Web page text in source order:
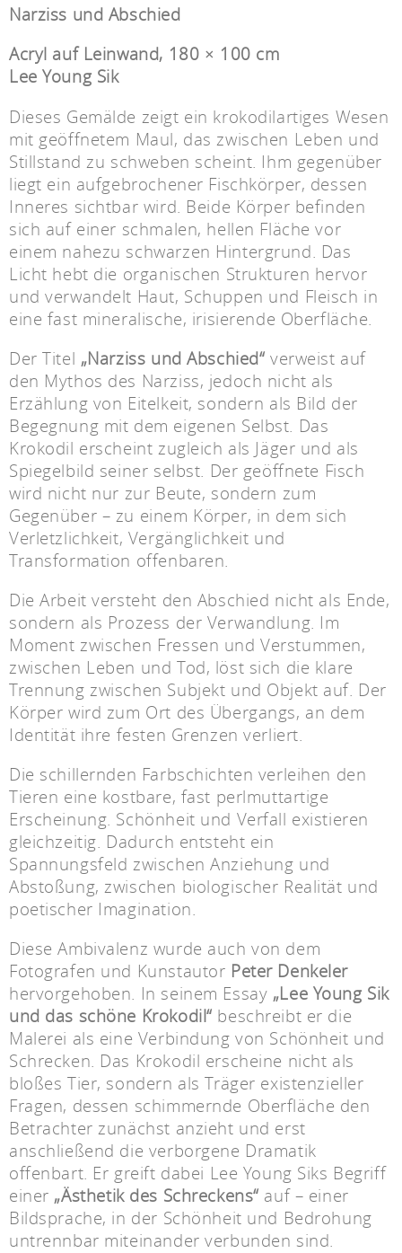
Narziss und Abschied
Acryl auf Leinwand, 180 × 100 cm
Lee Young Sik
Dieses Gemälde zeigt ein krokodilartiges Wesen
mit geöffnetem Maul, das zwischen Leben und
Stillstand zu schweben scheint. Ihm gegenüber
liegt ein aufgebrochener Fischkörper, dessen
Inneres sichtbar wird. Beide Körper befinden
sich auf einer schmalen, hellen Fläche vor
einem nahezu schwarzen Hintergrund. Das
Licht hebt die organischen Strukturen hervor
und verwandelt Haut, Schuppen und Fleisch in
eine fast mineralische, irisierende Oberfläche.
Der Titel „Narziss und Abschied“ verweist auf
den Mythos des Narziss, jedoch nicht als
Erzählung von Eitelkeit, sondern als Bild der
Begegnung mit dem eigenen Selbst. Das
Krokodil erscheint zugleich als Jäger und als
Spiegelbild seiner selbst. Der geöffnete Fisch
wird nicht nur zur Beute, sondern zum
Gegenüber – zu einem Körper, in dem sich
Verletzlichkeit, Vergänglichkeit und
Transformation offenbaren.
Die Arbeit versteht den Abschied nicht als Ende,
sondern als Prozess der Verwandlung. Im
Moment zwischen Fressen und Verstummen,
zwischen Leben und Tod, löst sich die klare
Trennung zwischen Subjekt und Objekt auf. Der
Körper wird zum Ort des Übergangs, an dem
Identität ihre festen Grenzen verliert.
Die schillernden Farbschichten verleihen den
Tieren eine kostbare, fast perlmuttartige
Erscheinung. Schönheit und Verfall existieren
gleichzeitig. Dadurch entsteht ein
Spannungsfeld zwischen Anziehung und
Abstoßung, zwischen biologischer Realität und
poetischer Imagination.
Diese Ambivalenz wurde auch von dem
Fotografen und Kunstautor Peter Denkeler
hervorgehoben. In seinem Essay „Lee Young Sik
und das schöne Krokodil“ beschreibt er die
Malerei als eine Verbindung von Schönheit und
Schrecken. Das Krokodil erscheine nicht als
bloßes Tier, sondern als Träger existenzieller
Fragen, dessen schimmernde Oberfläche den
Betrachter zunächst anzieht und erst
anschließend die verborgene Dramatik
offenbart. Er greift dabei Lee Young Siks Begriff
einer „Ästhetik des Schreckens“ auf – einer
Bildsprache, in der Schönheit und Bedrohung
untrennbar miteinander verbunden sind.